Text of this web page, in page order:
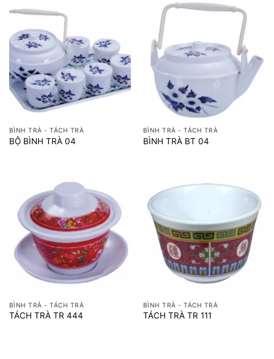
BÌNH TRÀ - TÁCH TRÀ
BỘ BÌNH TRÀ 04
BÌNH TRÀ - TÁCH TRÀ
BÌNH TRÀ BT 04
BÌNH TRÀ - TÁCH TRÀ
TÁCH TRÀ TR 444
BÌNH TRÀ - TÁCH TRÀ
TÁCH TRÀ TR 111